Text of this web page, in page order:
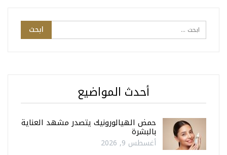
أحدث المواضيع
حمض الهيالورونيك يتصدر مشهد العناية
بالبشرة
أغسطس 9, 2026